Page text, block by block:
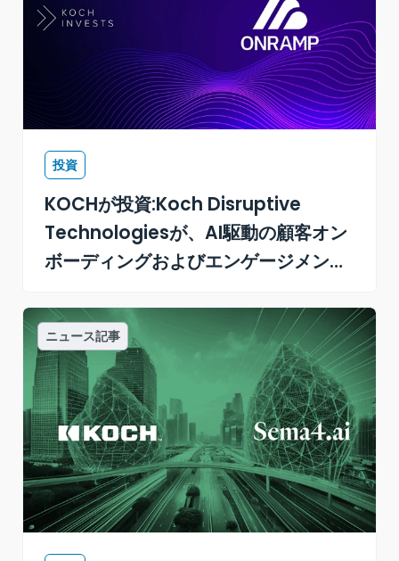
投資
KOCHが投資:Koch Disruptive
Technologiesが、AI駆動の顧客オン
ボーディングおよびエンゲージメント
ドルのシリーズA資金調達を主導
ニュース記事